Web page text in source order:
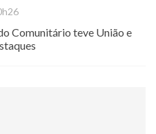
Comunitário teve União e